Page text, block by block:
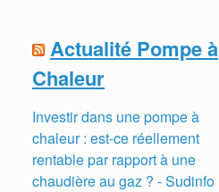
Actualité Pompe à
Chaleur
Investir dans une pompe à
chaleur : est-ce réellement
rentable par rapport à une
chaudière au gaz ? - Sudinfo